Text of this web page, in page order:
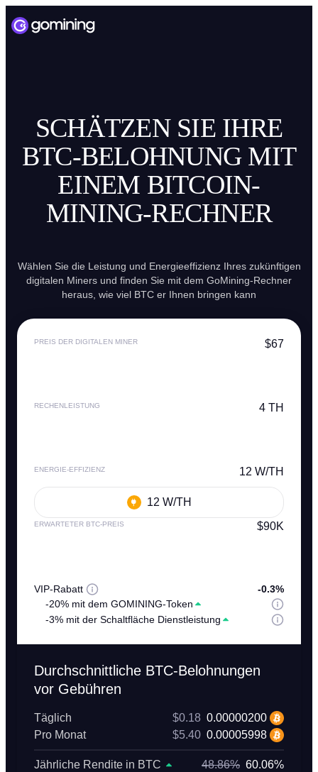
SCHÄTZEN SIE IHRE
BTC-BELOHNUNG MIT
EINEM BITCOIN-
MINING-RECHNER
Wählen Sie die Leistung und Energieeffizienz Ihres zukünftigen
digitalen Miners und finden Sie mit dem GoMining-Rechner
heraus, wie viel BTC er Ihnen bringen kann
PREIS DER DIGITALEN MINER $67
RECHENLEISTUNG 4 TH
ENERGIE-EFFIZIENZ 12 W/TH
12 W/TH
ERWARTETER BTC-PREIS $90K
VIP-Rabatt
-0.3%
-20% mit dem GOMINING-Token
-3% mit der Schaltfläche Dienstleistung
Durchschnittliche BTC-Belohnungen
vor Gebühren
Täglich $0.18 0.00000200
Pro Monat
$5.40 0.00005998
Jährliche Rendite in BTC 48.86% 60.06%